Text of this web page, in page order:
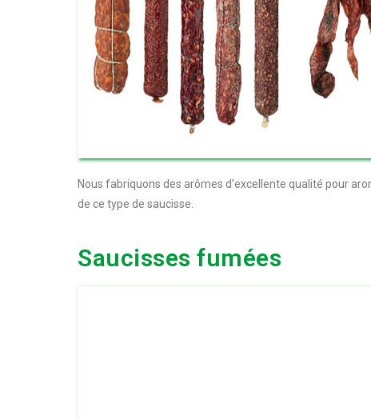
Nous fabriquons des arômes d’excellente qualité pour
de ce type de saucisse.
Saucisses fumées